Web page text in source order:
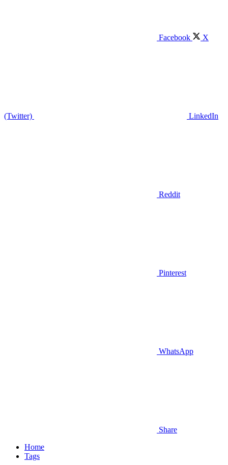
Facebook X
(Twitter) LinkedIn
Reddit
Pinterest
WhatsApp
Share
Home
Tags